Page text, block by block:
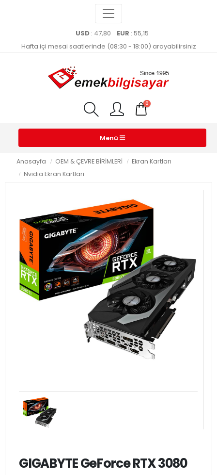
USD : 47,80 EUR : 55,15
Hafta içi mesai saatlerinde (08:30 - 18:00) arayabilirsiniz
0
Menü
Anasayfa OEM & ÇEVRE BİRİMLERİ
Ekran Kartları
Nvidia Ekran Kartları
GIGABYTE GeForce RTX 3080